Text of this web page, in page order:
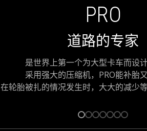
PRO
道路的专家
是世界上第一个为大型卡车而设计
采用强大的压缩机，PRO能补胎又
在轮胎被扎的情况发生时，大大的减少